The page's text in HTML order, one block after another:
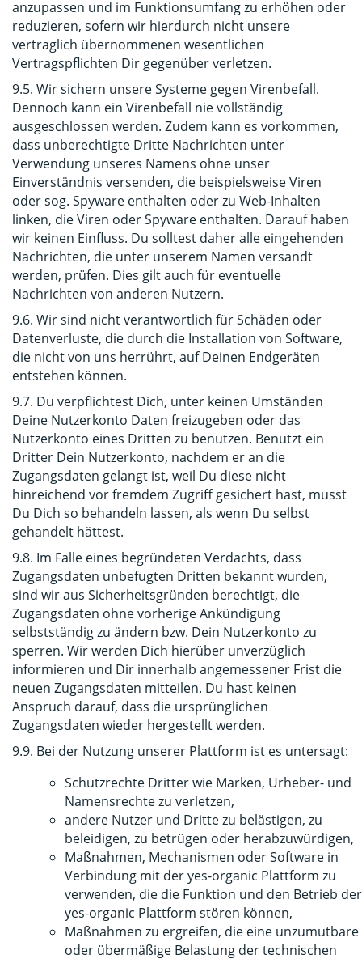
anzupassen und im Funktionsumfang zu erhöhen oder
reduzieren, sofern wir hierdurch nicht unsere
vertraglich übernommenen wesentlichen
Vertragspflichten Dir gegenüber verletzen.
9.5. Wir sichern unsere Systeme gegen Virenbefall.
Dennoch kann ein Virenbefall nie vollständig
ausgeschlossen werden. Zudem kann es vorkommen,
dass unberechtigte Dritte Nachrichten unter
Verwendung unseres Namens ohne unser
Einverständnis versenden, die beispielsweise Viren
oder sog. Spyware enthalten oder zu Web-Inhalten
linken, die Viren oder Spyware enthalten. Darauf haben
wir keinen Einfluss. Du solltest daher alle eingehenden
Nachrichten, die unter unserem Namen versandt
werden, prüfen. Dies gilt auch für eventuelle
Nachrichten von anderen Nutzern.
9.6. Wir sind nicht verantwortlich für Schäden oder
Datenverluste, die durch die Installation von Software,
die nicht von uns herrührt, auf Deinen Endgeräten
entstehen können.
9.7. Du verpflichtest Dich, unter keinen Umständen
Deine Nutzerkonto Daten freizugeben oder das
Nutzerkonto eines Dritten zu benutzen. Benutzt ein
Dritter Dein Nutzerkonto, nachdem er an die
Zugangsdaten gelangt ist, weil Du diese nicht
hinreichend vor fremdem Zugriff gesichert hast, musst
Du Dich so behandeln lassen, als wenn Du selbst
gehandelt hättest.
9.8. Im Falle eines begründeten Verdachts, dass
Zugangsdaten unbefugten Dritten bekannt wurden,
sind wir aus Sicherheitsgründen berechtigt, die
Zugangsdaten ohne vorherige Ankündigung
selbstständig zu ändern bzw. Dein Nutzerkonto zu
sperren. Wir werden Dich hierüber unverzüglich
informieren und Dir innerhalb angemessener Frist die
neuen Zugangsdaten mitteilen. Du hast keinen
Anspruch darauf, dass die ursprünglichen
Zugangsdaten wieder hergestellt werden.
9.9. Bei der Nutzung unserer Plattform ist es untersagt:
Schutzrechte Dritter wie Marken, Urheber- und
Namensrechte zu verletzen,
andere Nutzer und Dritte zu belästigen, zu
beleidigen, zu betrügen oder herabzuwürdigen,
Maßnahmen, Mechanismen oder Software in
Verbindung mit der yes-organic Plattform zu
verwenden, die die Funktion und den Betrieb der
yes-organic Plattform stören können,
Maßnahmen zu ergreifen, die eine unzumutbare
oder übermäßige Belastung der technischen